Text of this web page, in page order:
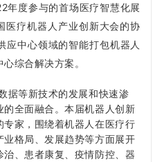
年度参与的首场医疗智慧化展
医疗机器人产业创新大会的协
应中心领域的智能打包机器人
综合解决方案。
据等新技术的发展和快速渗
全面融合。本届机器人创新
家，围绕着机器人在医疗行
格局、发展趋势等方面展开
、患者康复、疫情防控、器